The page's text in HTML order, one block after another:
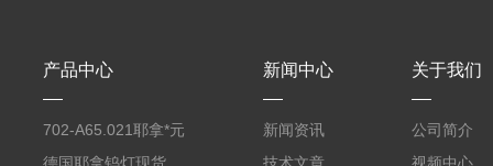
产品中心
702-A65.021耶拿*元
新闻中心
新闻资讯
关于我们
公司简介